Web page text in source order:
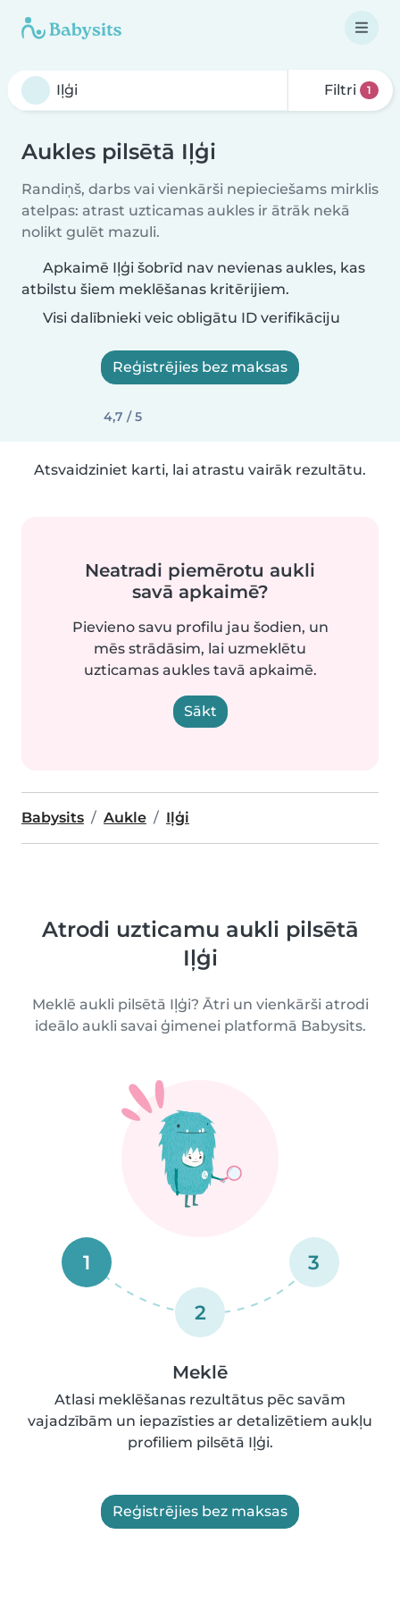
Filtri 1
Aukles pilsētā Iļģi
Randiņš, darbs vai vienkārši nepieciešams mirklis
atelpas: atrast uzticamas aukles ir ātrāk nekā
nolikt gulēt mazuli.
Apkaimē Iļģi šobrīd nav nevienas aukles, kas
atbilstu šiem meklēšanas kritērijiem.
Visi dalībnieki veic obligātu ID verifikāciju
Reģistrējies bez maksas
4,7 / 5
Atsvaidziniet karti, lai atrastu vairāk rezultātu.
Neatradi piemērotu aukli
savā apkaimē?
Pievieno savu profilu jau šodien, un
mēs strādāsim, lai uzmeklētu
uzticamas aukles tavā apkaimē.
Sākt
Babysits Aukle Iļģi
Atrodi uzticamu aukli pilsētā
Iļģi
Meklē aukli pilsētā Iļģi? Ātri un vienkārši atrodi
ideālo aukli savai ģimenei platformā Babysits.
1
2
3
Meklē
Atlasi meklēšanas rezultātus pēc savām
vajadzībām un iepazīsties ar detalizētiem aukļu
profiliem pilsētā Iļģi.
Reģistrējies bez maksas